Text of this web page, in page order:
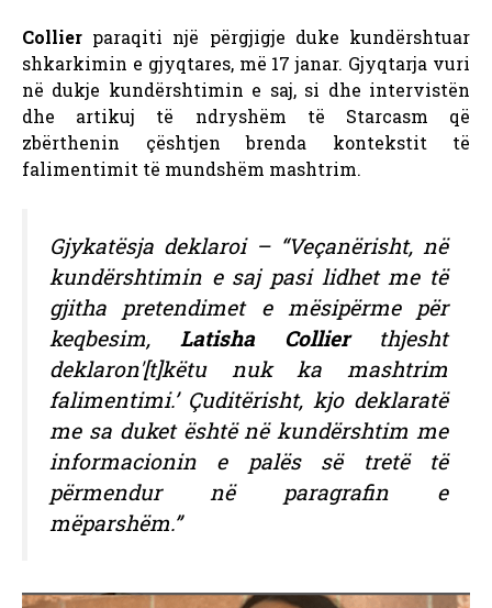
Collier paraqiti një përgjigje duke kundërshtuar
shkarkimin e gjyqtares, më 17 janar. Gjyqtarja vuri
në dukje kundërshtimin e saj, si dhe intervistën
dhe artikuj të ndryshëm të Starcasm që
zbërthenin çështjen brenda kontekstit të
falimentimit të mundshëm mashtrim.
Gjykatësja deklaroi – “Veçanërisht, në
kundërshtimin e saj pasi lidhet me të
gjitha pretendimet e mësipërme për
keqbesim, Latisha Collierthjesht
deklaron'[t]këtu nuk ka mashtrim
falimentimi.’ Çuditërisht, kjo deklaratë
me sa duket është në kundërshtim me
informacionin e palës së tretë të
përmendur në paragrafin e
mëparshëm.”